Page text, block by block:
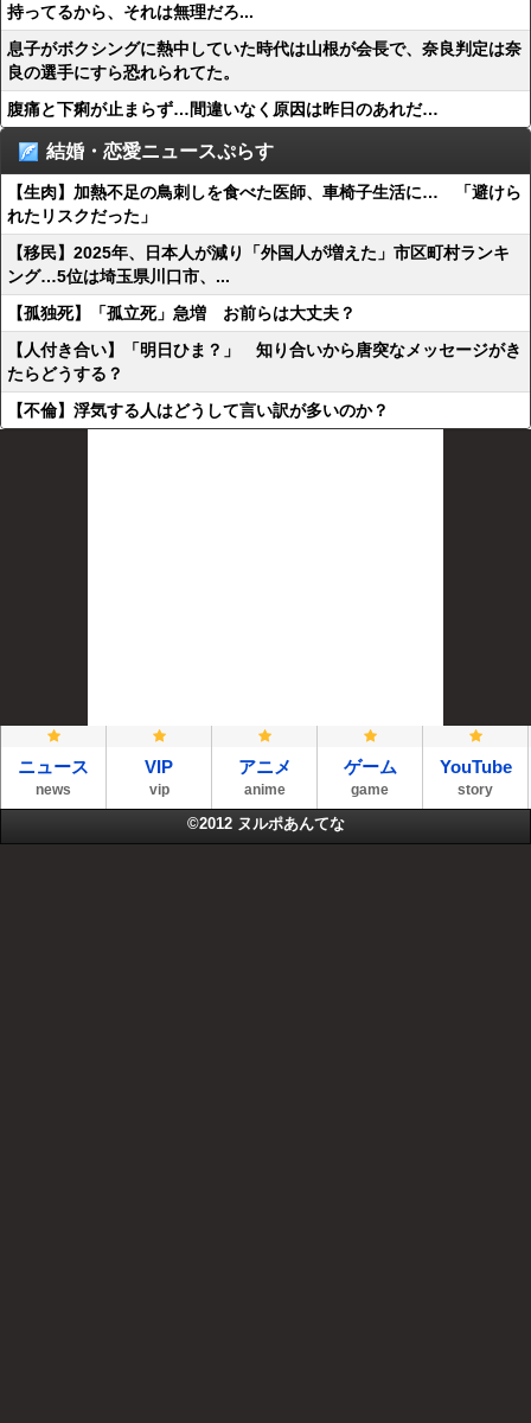
持ってるから、それは無理だろ...
息子がボクシングに熱中していた時代は山根が会長で、奈良判定は奈
良の選手にすら恐れられてた。
腹痛と下痢が止まらず…間違いなく原因は昨日のあれだ…
結婚・恋愛ニュースぷらす
【生肉】加熱不足の鳥刺しを食べた医師、車椅子生活に… 「避けら
れたリスクだった」
【移民】2025年、日本人が減り「外国人が増えた」市区町村ランキ
ング…5位は埼玉県川口市、...
【孤独死】「孤立死」急増 お前らは大丈夫？
【人付き合い】「明日ひま？」 知り合いから唐突なメッセージがき
たらどうする？
【不倫】浮気する人はどうして言い訳が多いのか？
ニュース
news
VIP
vip
アニメ
anime
ゲーム
game
YouTube
story
©2012 ヌルポあんてな